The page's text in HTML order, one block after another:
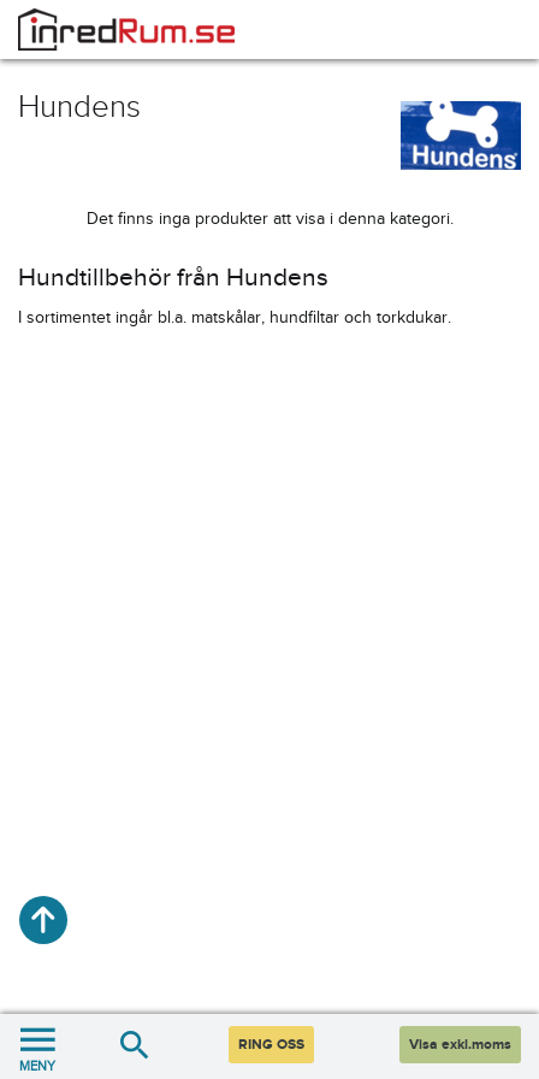
Hundens
Det finns inga produkter att visa i denna kategori.
Hundtillbehör från Hundens
I sortimentet ingår bl.a. matskålar, hundfiltar och torkdukar.
MENY
RING OSS Visa exkl.moms